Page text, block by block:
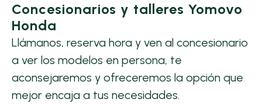
Concesionarios y talleres Yomovo
Honda
Llámanos, reserva hora y ven al concesionario
a ver los modelos en persona, te
aconsejaremos y ofreceremos la opción que
mejor encaja a tus necesidades.